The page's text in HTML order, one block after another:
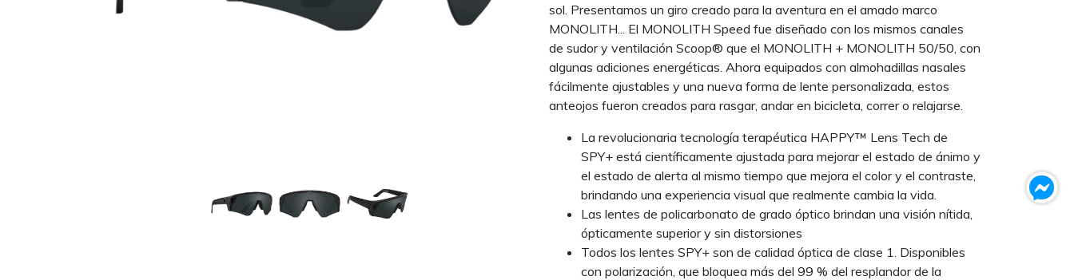
sol. Presentamos un giro creado para la aventura en el amado marco
MONOLITH... El MONOLITH Speed fue diseñado con los mismos canales
de sudor y ventilación Scoop® que el MONOLITH + MONOLITH 50/50, con
algunas adiciones energéticas. Ahora equipados con almohadillas nasales
fácilmente ajustables y una nueva forma de lente personalizada, estos
anteojos fueron creados para rasgar, andar en bicicleta, correr o relajarse.
La revolucionaria tecnología terapéutica HAPPY™ Lens Tech de
SPY+ está científicamente ajustada para mejorar el estado de ánimo y
el estado de alerta al mismo tiempo que mejora el color y el contraste,
brindando una experiencia visual que realmente cambia la vida.
Las lentes de policarbonato de grado óptico brindan una visión nítida,
ópticamente superior y sin distorsiones
Todos los lentes SPY+ son de calidad óptica de clase 1. Disponibles
con polarización, que bloquea más del 99 % del resplandor de la